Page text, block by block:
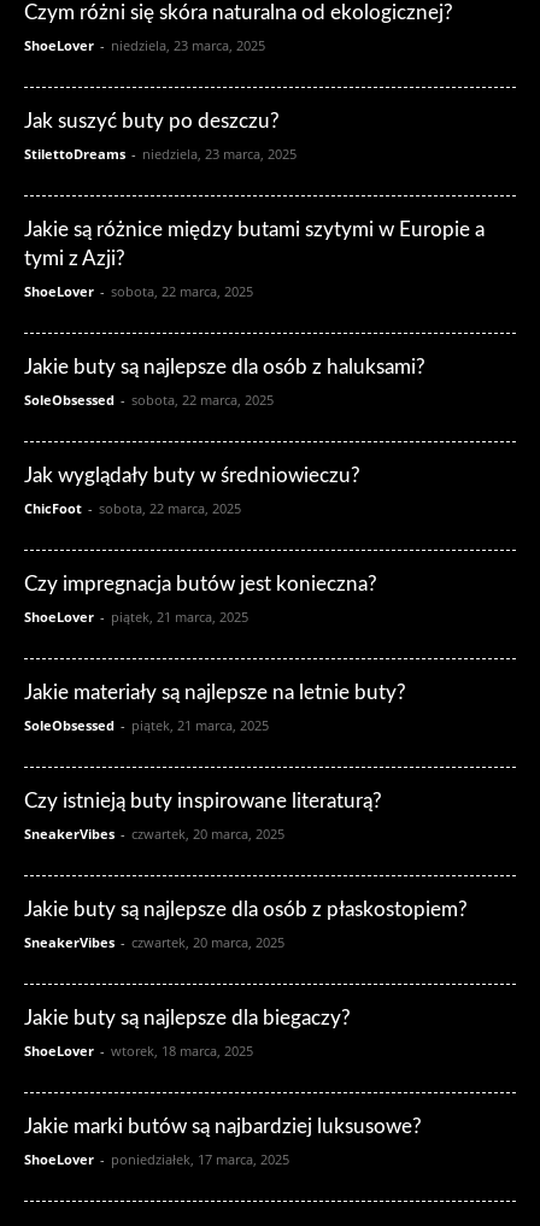
Czym różni się skóra naturalna od ekologicznej?
ShoeLover - niedziela, 23 marca, 2025
Jak suszyć buty po deszczu?
StilettoDreams - niedziela, 23 marca, 2025
Jakie są różnice między butami szytymi w Europie a
tymi z Azji?
ShoeLover - sobota, 22 marca, 2025
Jakie buty są najlepsze dla osób z haluksami?
SoleObsessed - sobota, 22 marca, 2025
Jak wyglądały buty w średniowieczu?
ChicFoot - sobota, 22 marca, 2025
Czy impregnacja butów jest konieczna?
ShoeLover - piątek, 21 marca, 2025
Jakie materiały są najlepsze na letnie buty?
SoleObsessed - piątek, 21 marca, 2025
Czy istnieją buty inspirowane literaturą?
SneakerVibes - czwartek, 20 marca, 2025
Jakie buty są najlepsze dla osób z płaskostopiem?
SneakerVibes - czwartek, 20 marca, 2025
Jakie buty są najlepsze dla biegaczy?
ShoeLover - wtorek, 18 marca, 2025
Jakie marki butów są najbardziej luksusowe?
ShoeLover - poniedziałek, 17 marca, 2025